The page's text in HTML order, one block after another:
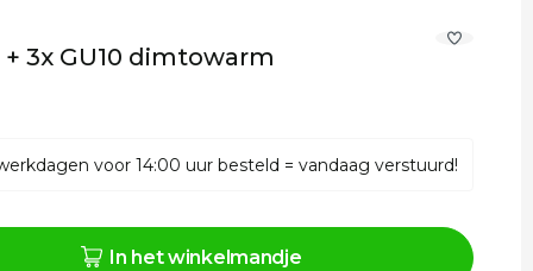
3x GU10 dimtowarm
voor 14:00 uur besteld = vandaag verstuurd!
In het winkelmandje